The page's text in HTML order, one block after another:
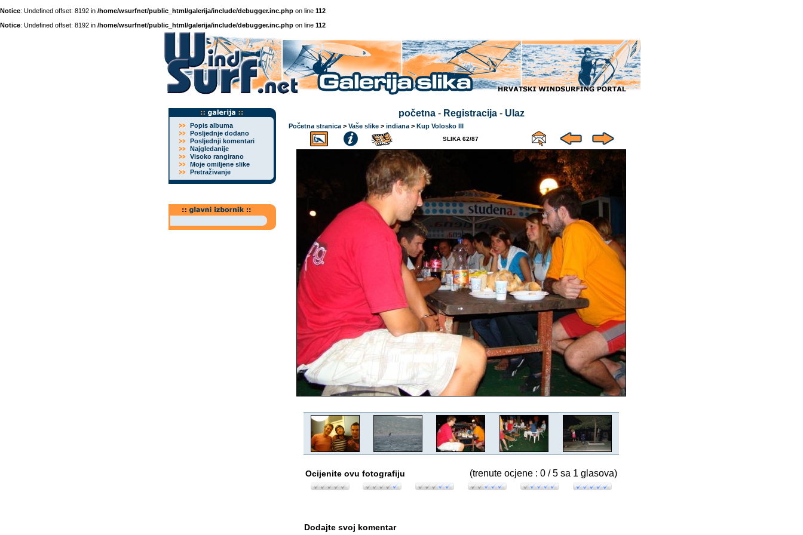
Notice: Undefined offset: 8192 in /home/wsurfnet/public_html/galerija/include/debugger.inc.php on line 112
Notice: Undefined offset: 8192 in /home/wsurfnet/public_html/galerija/include/debugger.inc.php on line 112
Popis albuma
Posljednje dodano
Posljednji komentari
Najgledanije
Visoko rangirano
Moje omiljene slike
Pretraživanje
početna- Registracija- Ulaz
Početna stranica > Vaše slike > indiana > Kup Volosko III
SLIKA 62/87
Ocijenite ovu fotografiju (trenute ocjene : 0 / 5 sa 1 glasova)
Dodajte svoj komentar